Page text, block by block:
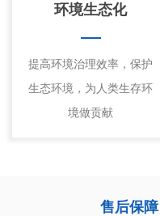
环境生态化
提高环境治理效率，保护
生态环境，为人类生存环
境做贡献
售后保障